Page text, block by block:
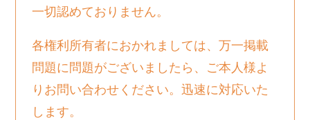
一切認めておりません。
各権利所有者におかれましては、万一掲載
問題に問題がございましたら、ご本人様よ
りお問い合わせください。迅速に対応いた
します。